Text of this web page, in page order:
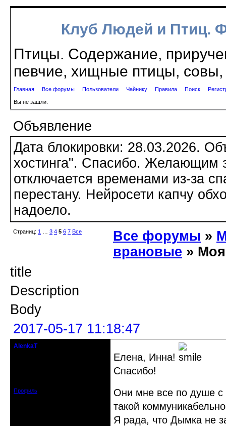
Клуб Людей и Птиц.
Птицы. Содержание,
певчие, хищные птицы, совы,
Главная Все форумы Пользователи Чайнику Правила Поиск
Вы не зашли.
Объявление
Дата блокировки: 28.03.2026.
хостинга". Спасибо. Желающим
отключается временами из-за
перестану. Нейросети капчу
надоело.
Страниц: 1 3 4 5 6 7 Все Все форумы »
врановые »
title
Description
Body
2017-05-17 11:18:47
AlenkaT
Профиль
Елена, Инна!
Спасибо!
Они мне все по душе с
такой
Я рада, что Дымка не